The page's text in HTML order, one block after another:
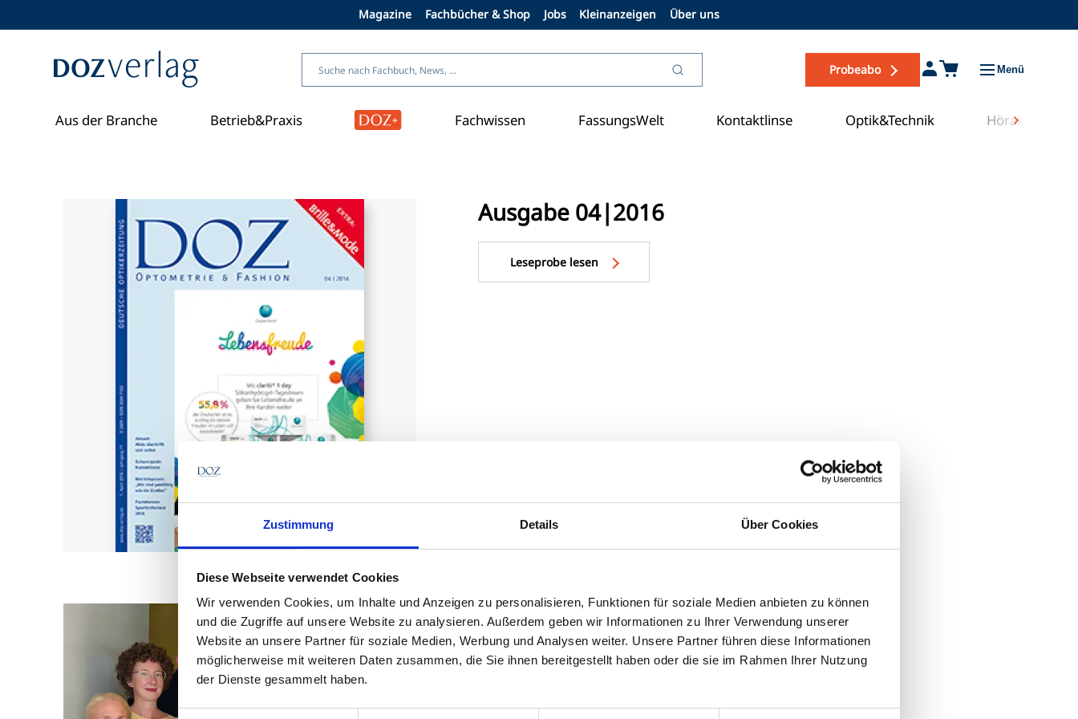
Zustimmung Details Über Cookies
Diese Webseite verwendet Cookies
Wir verwenden Cookies, um Inhalte und Anzeigen zu personalisieren, Funktionen für soziale Medien anbieten zu können
und die Zugriffe auf unsere Website zu analysieren. Außerdem geben wir Informationen zu Ihrer Verwendung unserer
Website an unsere Partner für soziale Medien, Werbung und Analysen weiter. Unsere Partner führen diese Informationen
möglicherweise mit weiteren Daten zusammen, die Sie ihnen bereitgestellt haben oder die sie im Rahmen Ihrer Nutzung
der Dienste gesammelt haben.
Magazine Fachbücher & Shop Jobs Kleinanzeigen Über uns
Probeabo Menü
Aus der Branche Betrieb&Praxis Fachwissen FassungsWelt Kontaktlinse Optik&Technik Hörakustik
Ausgabe 04|2016
Leseprobe lesen
Qualitätsjournalismus mit